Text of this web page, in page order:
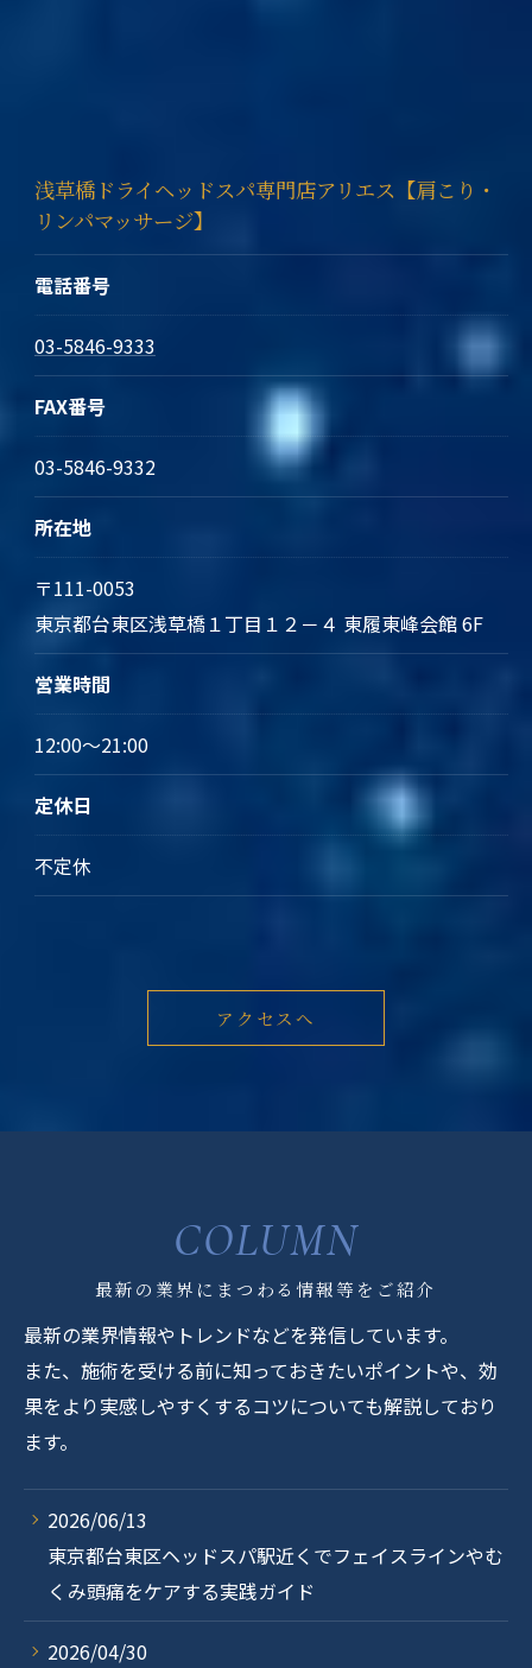
浅草橋ドライヘッドスパ専門店アリエス【肩こり・
リンパマッサージ】
電話番号
03-5846-9333
FAX番号
03-5846-9332
所在地
〒111-0053
東京都台東区浅草橋１丁目１２－４ 東履東峰会館 6F
営業時間
12:00～21:00
定休日
不定休
アクセスへ
最新の業界にまつわる情報等をご紹介
COLUMN
最新の業界情報やトレンドなどを発信しています。
また、施術を受ける前に知っておきたいポイントや、効
果をより実感しやすくするコツについても解説しており
ます。
2026/06/13
東京都台東区ヘッドスパ駅近くでフェイスラインやむ
くみ頭痛をケアする実践ガイド
2026/04/30